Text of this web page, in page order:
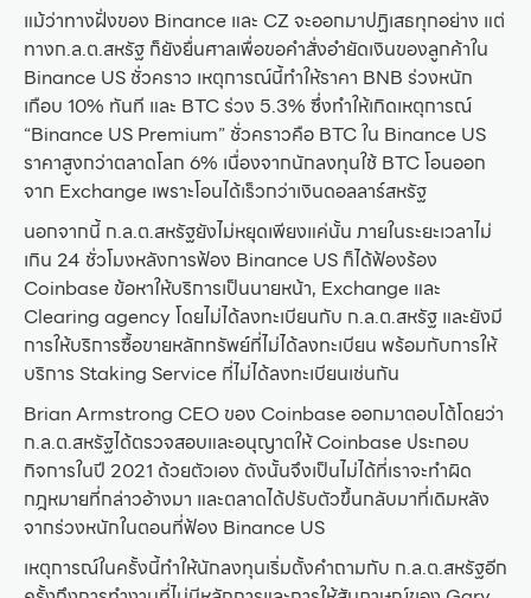
แม้ว่าทางฝั่งของ Binance และ CZ จะออกมาปฏิเสธทุกอย่าง แต่
ทางก.ล.ต.สหรัฐ ก็ยังยื่นศาลเพื่อขอคำสั่งอำยัดเงินของลูกค้าใน
Binance US ชั่วคราว เหตุการณ์นี้ทำให้ราคา BNB ร่วงหนัก
เกือบ 10% ทันที และ BTC ร่วง 5.3% ซึ่งทำให้เกิดเหตุการณ์
“Binance US Premium” ชั่วคราวคือ BTC ใน Binance US
ราคาสูงกว่าตลาดโลก 6% เนื่องจากนักลงทุนใช้ BTC โอนออก
จาก Exchange เพราะโอนได้เร็วกว่าเงินดอลลาร์สหรัฐ
นอกจากนี้ ก.ล.ต.สหรัฐยังไม่หยุดเพียงแค่นั้น ภายในระยะเวลาไม่
เกิน 24 ชั่วโมงหลังการฟ้อง Binance US ก็ได้ฟ้องร้อง
Coinbase ข้อหาให้บริการเป็นนายหน้า, Exchange และ
Clearing agency โดยไม่ได้ลงทะเบียนกับ ก.ล.ต.สหรัฐ และยังมี
การให้บริการซื้อขายหลักทรัพย์ที่ไม่ได้ลงทะเบียน พร้อมกับการให้
บริการ Staking Service ที่ไม่ได้ลงทะเบียนเช่นกัน
Brian Armstrong CEO ของ Coinbase ออกมาตอบโต้โดยว่า
ก.ล.ต.สหรัฐได้ตรวจสอบและอนุญาตให้ Coinbase ประกอบ
กิจการในปี 2021 ด้วยตัวเอง ดังนั้นจึงเป็นไม่ได้ที่เราจะทำผิด
กฎหมายที่กล่าวอ้างมา และตลาดได้ปรับตัวขึ้นกลับมาที่เดิมหลัง
จากร่วงหนักในตอนที่ฟ้อง Binance US
เหตุการณ์ในครั้งนี้ทำให้นักลงทุนเริ่มตั้งคำถามกับ ก.ล.ต.สหรัฐอีก